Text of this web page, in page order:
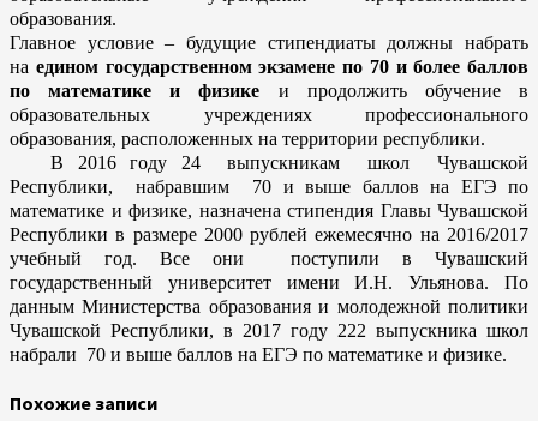
образования.
Главное условие – будущие стипендиаты должны набрать
на едином государственном экзамене по 70 и более баллов
по математике и физике и продолжить обучение в
образовательных учреждениях профессионального
образования, расположенных на территории республики.
В 2016 году 24 выпускникам школ Чувашской
Республики, набравшим 70 и выше баллов на ЕГЭ по
математике и физике, назначена стипендия Главы Чувашской
Республики в размере 2000 рублей ежемесячно на 2016/2017
учебный год. Все они поступили в Чувашский
государственный университет имени И.Н. Ульянова. По
данным Министерства образования и молодежной политики
Чувашской Республики, в 2017 году 222 выпускника школ
набрали 70 и выше баллов на ЕГЭ по математике и физике.
Похожие записи